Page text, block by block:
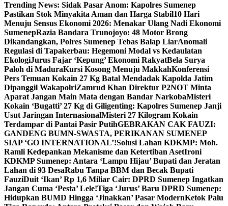
Trending News: Sidak Pasar Anom: Kapolres Sumenep
Pastikan Stok Minyakita Aman dan Harga Stabil10 Hari
Menuju Sensus Ekonomi 2026: Menakar Ulang Nadi Ekonomi
SumenepRazia Bandara Trunojoyo: 48 Motor Brong
Dikandangkan, Polres Sumenep Tebas Balap LiarAnomali
Regulasi di Tapakerbau: Hegemoni Modal vs Kedaulatan
EkologiJurus Fajar ‘Kepung’ Ekonomi RakyatBela Surya
Paloh di MaduraKursi Kosong Menuju MakkahKonferensi
Pers Temuan Kokain 27 Kg Batal Mendadak Kapolda Jatim
Dipanggil WakapolriZamrud Khan Direktur P2NOT Minta
Aparat Jangan Main Mata dengan Bandar NarkobaMisteri
Kokain ‘Bugatti’ 27 Kg di Giligenting: Kapolres Sumenep Janji
Usut Jaringan InternasionalMisteri 27 Kilogram Kokain
Terdampar di Pantai Pasir PutihGEBRAKAN CAK FAUZI:
GANDENG BUMN-SWASTA, PERIKANAN SUMENEP
SIAP ‘GO INTERNATIONAL’!Solusi Lahan KDKMP: Moh.
Ramli Kedepankan Mekanisme dan Ketertiban AsetIroni
KDKMP Sumenep: Antara ‘Lampu Hijau’ Bupati dan Jeratan
Lahan di 93 DesaRabu Tanpa BBM dan Becak Bupati
FauziDuit ‘Ikan’ Rp 1,6 Miliar Cair: DPRD Sumenep Ingatkan
Jangan Cuma ‘Pesta’ Lele!Tiga ‘Jurus’ Baru DPRD Sumenep:
Hidupkan BUMD Hingga ‘Jinakkan’ Pasar ModernKetok Palu